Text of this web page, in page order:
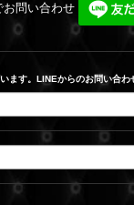
お問い合わせ
ます。LINEからのお問い合